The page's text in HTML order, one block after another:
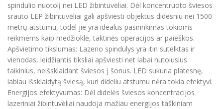
spindulio nuotolį nei LED žibintuvėliai. Dėl koncentruoto šviesos
srauto LEP žibintuvėliai gali apšviesti objektus didesniu nei 1500
metrų atstumu, todėl jie yra idealus pasirinkimas tokioms
reikmėms kaip medžioklė, taktinės operacijos ar paieškos.
Apšvietimo tikslumas: Lazerio spindulys yra itin sutelktas ir
vienodas, leidžiantis tiksliai apšviesti net labai nutolusius
taikinius, neišsklaidant šviesos į šonus. LED sukuria platesnę,
labiau išsklaidytą šviesą, kuri dideliu atstumu nėra tokia efektyvi.
Energijos efektyvumas: Dėl didelės šviesos koncentracijos
lazeriniai žibintuvėliai naudoja mažiau energijos taškiniam